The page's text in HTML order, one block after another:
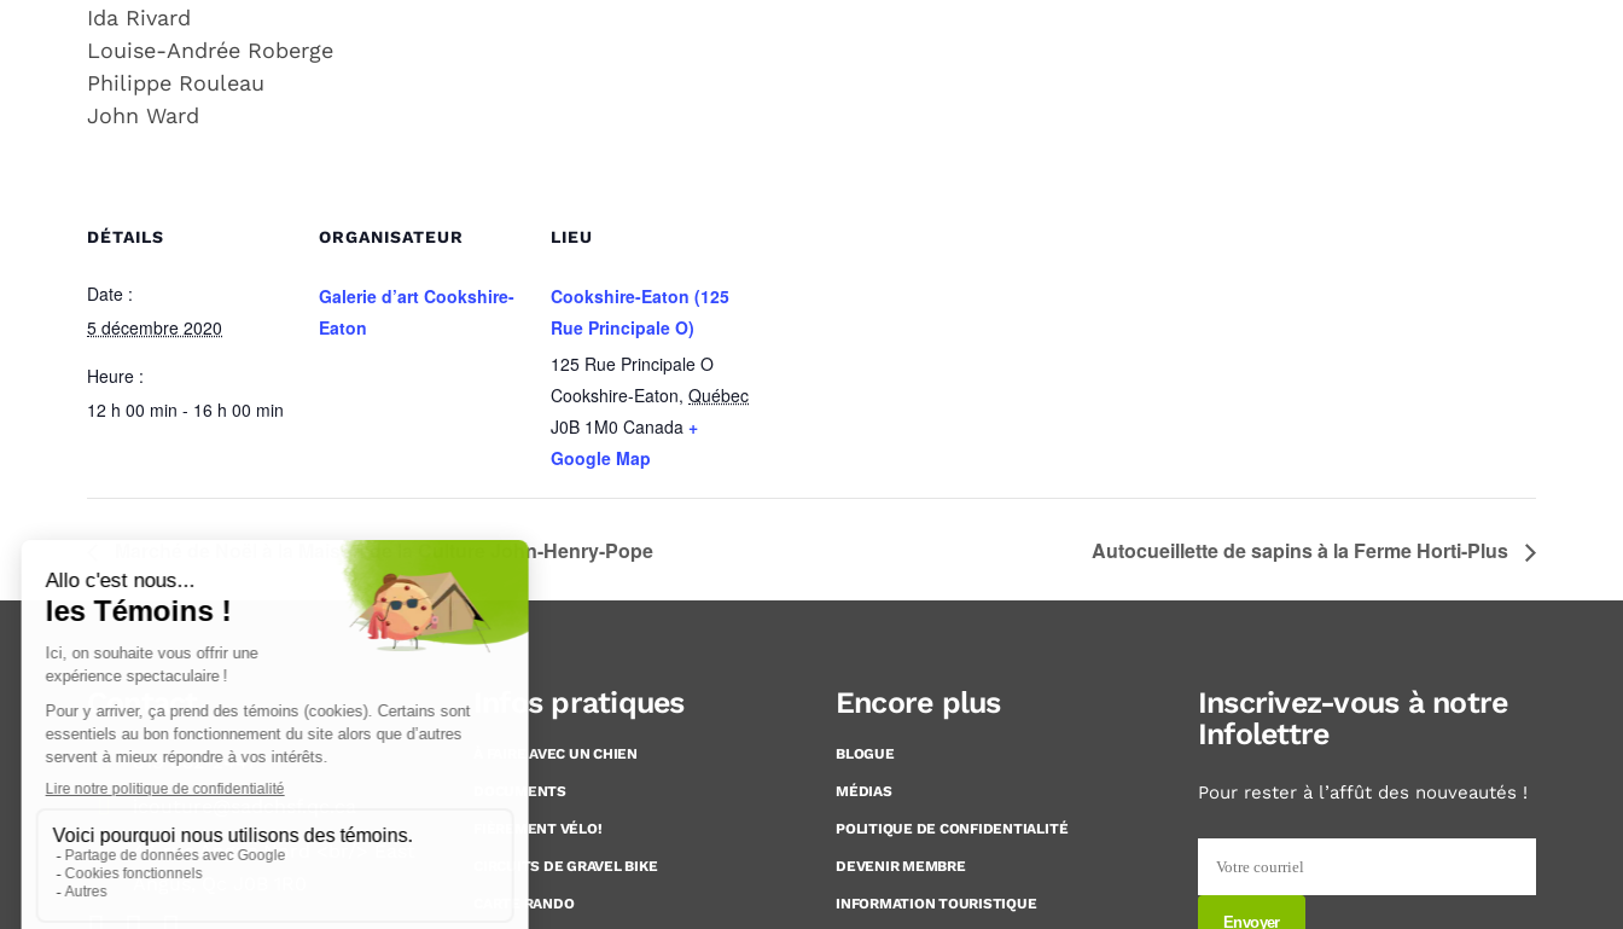
Ida Rivard
Louise-Andrée Roberge
Philippe Rouleau
John Ward
DÉTAILS
Date :
5 décembre 2020
Heure :
12 h 00 min - 16 h 00 min
ORGANISATEUR
Galerie d’art Cookshire-
Eaton
LIEU
Cookshire-Eaton (125
Rue Principale O)
125 Rue Principale O
Cookshire-Eaton, Québec
J0B 1M0 Canada +
Google Map
Marché de Noël à la Maison de la Culture John-Henry-Pope Autocueillette de sapins à la Ferme Horti-Plus
Contact
819 832-2447
47, rue Angus Nord <br/> East
Angus, Qc J0B 1R0
Infos pratiques
À FAIRE AVEC UN CHIEN
DOCUMENTS
FIÈREMENT VÉLO!
CIRCUITS DE GRAVEL BIKE
CARTE RANDO
Encore plus
BLOGUE
MÉDIAS
POLITIQUE DE CONFIDENTIALITÉ
DEVENIR MEMBRE
INFORMATION TOURISTIQUE
Inscrivez-vous à notre
Infolettre
Pour rester à l’affût des nouveautés !